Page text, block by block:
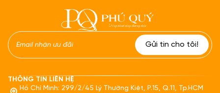
THÔNG TIN LIÊN HỆ
Hồ Chí Minh: 299/2/45 Lý Thường Kiệt, P.15, Q.11, Tp.HCM